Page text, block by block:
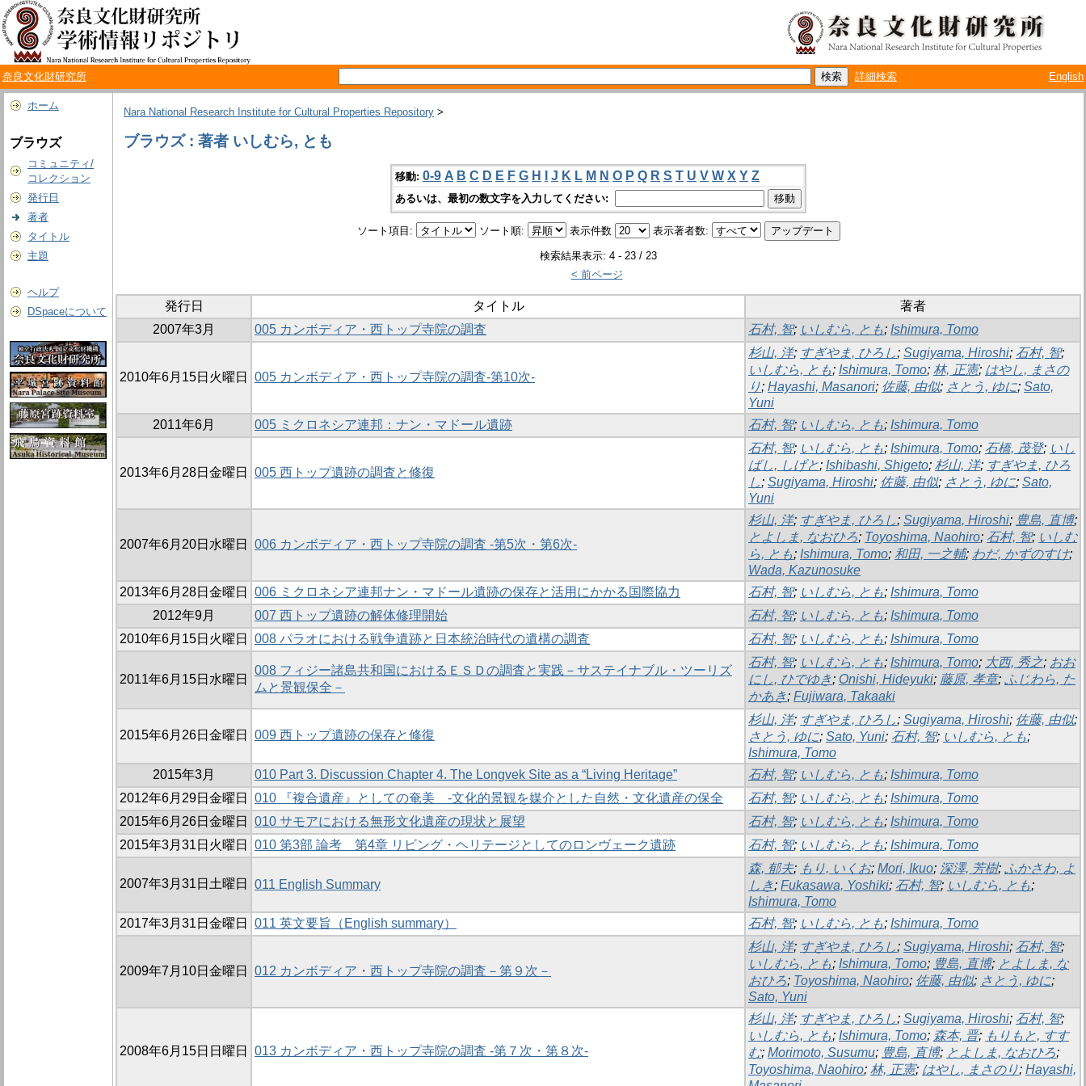
奈良文化財研究所 詳細検索 English
ホーム
ブラウズ
コミュニティ/
コレクション
発行日
著者
タイトル
主題
ヘルプ
DSpaceについて
Nara National Research Institute for Cultural Properties Repository >
ブラウズ : 著者 いしむら, とも
移動: 0-9 A B C D E F G H J K L M N O P Q R S T U V W X Y Z
あるいは、最初の数文字を入力してください:
ソート項目: ソート順: 表示件数 表示著者数:
検索結果表示: 4 - 23 / 23
< 前ページ
発行日 タイトル
著者
2007年3月
005 カンボディア・西トップ寺院の調査 石村, 智; いしむら, とも; Ishimura, Tomo
2010年6月15日火曜日 005 カンボディア・西トップ寺院の調査-第10次-
杉山, 洋; すぎやま, ひろし; Sugiyama, Hiroshi; 石村, 智;
いしむら, とも; Ishimura, Tomo; 林, 正憲; はやし, まさの
り; Hayashi, Masanori; 佐藤, 由似; さとう, ゆに; Sato,
Yuni
2011年6月
005 ミクロネシア連邦：ナン・マドール遺跡 石村, 智; いしむら, とも; Ishimura, Tomo
2013年6月28日金曜日 005 西トップ遺跡の調査と修復
石村, 智; いしむら, とも; Ishimura, Tomo; 石橋, 茂登; いし
ばし, しげと; Ishibashi, Shigeto; 杉山, 洋; すぎやま, ひろ
し; Sugiyama, Hiroshi; 佐藤, 由似; さとう, ゆに; Sato,
Yuni
2007年6月20日水曜日 006 カンボディア・西トップ寺院の調査 -第5次・第6次-
杉山, 洋; すぎやま, ひろし; Sugiyama, Hiroshi; 豊島, 直博;
とよしま, なおひろ; Toyoshima, Naohiro; 石村, 智; いしむ
ら, とも; Ishimura, Tomo; 和田, 一之輔; わだ, かずのすけ;
Wada, Kazunosuke
2013年6月28日金曜日
006 ミクロネシア連邦ナン・マドール遺跡の保存と活用にかかる国際協力 石村, 智; いしむら, とも; Ishimura, Tomo
2012年9月
007 西トップ遺跡の解体修理開始 石村, 智; いしむら, とも; Ishimura, Tomo
2010年6月15日火曜日
008 パラオにおける戦争遺跡と日本統治時代の遺構の調査 石村, 智; いしむら, とも; Ishimura, Tomo
2011年6月15日水曜日
008 フィジー諸島共和国におけるＥＳＤの調査と実践－サステイナブル・ツーリズ
ムと景観保全－
石村, 智; いしむら, とも; Ishimura, Tomo; 大西, 秀之; おお
にし, ひでゆき; Onishi, Hideyuki; 藤原, 孝章; ふじわら, た
かあき; Fujiwara, Takaaki
2015年6月26日金曜日 009 西トップ遺跡の保存と修復
杉山, 洋; すぎやま, ひろし; Sugiyama, Hiroshi; 佐藤, 由似;
さとう, ゆに; Sato, Yuni; 石村, 智; いしむら, とも;
Ishimura, Tomo
2015年3月
010 Part 3. Discussion Chapter 4. The Longvek Site as a “Living Heritage” 石村, 智; いしむら, とも; Ishimura, Tomo
2012年6月29日金曜日
010 『複合遺産』としての奄美 -文化的景観を媒介とした自然・文化遺産の保全 石村, 智; いしむら, とも; Ishimura, Tomo
2015年6月26日金曜日
010 サモアにおける無形文化遺産の現状と展望 石村, 智; いしむら, とも; Ishimura, Tomo
2015年3月31日火曜日
010 第3部 論考 第4章 リビング・ヘリテージとしてのロンヴェーク遺跡 石村, 智; いしむら, とも; Ishimura, Tomo
2007年3月31日土曜日 011 English Summary
森, 郁夫; もり, いくお; Mori, Ikuo; 深澤, 芳樹; ふかさわ, よ
しき; Fukasawa, Yoshiki; 石村, 智; いしむら, とも;
Ishimura, Tomo
2017年3月31日金曜日
011 英文要旨（English summary） 石村, 智; いしむら, とも; Ishimura, Tomo
2009年7月10日金曜日 012 カンボディア・西トップ寺院の調査－第９次－
杉山, 洋; すぎやま, ひろし; Sugiyama, Hiroshi; 石村, 智;
いしむら, とも; Ishimura, Tomo; 豊島, 直博; とよしま, な
おひろ; Toyoshima, Naohiro; 佐藤, 由似; さとう, ゆに;
Sato, Yuni
2008年6月15日日曜日 013 カンボディア・西トップ寺院の調査 -第７次・第８次-
杉山, 洋; すぎやま, ひろし; Sugiyama, Hiroshi; 石村, 智;
いしむら, とも; Ishimura, Tomo; 森本, 晋; もりもと, すす
む; Morimoto, Susumu; 豊島, 直博; とよしま, なおひろ;
Toyoshima, Naohiro; 林, 正憲; はやし, まさのり; Hayashi,